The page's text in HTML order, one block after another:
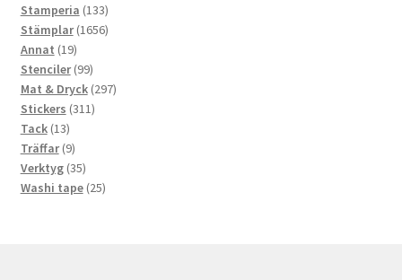
Stamperia 133133
produkter
Stämplar 16561656
Annat 1919
produkter
Stenciler 9999
produkter
Mat & Dryck 297297
Stickers 311311
Tack 1313
produkter
Träffar 99
produkter
Verktyg 3535
produkter
Washi tape 2525